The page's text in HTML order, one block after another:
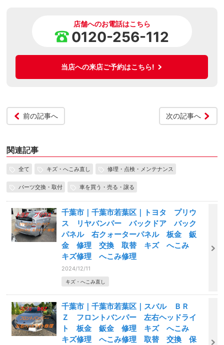
店舗へのお電話はこちら
0120-256-112
当店への来店ご予約はこちら!
前の記事へ 次の記事へ
関連記事
全て キズ・へこみ直し 修理・点検・メンテナンス
パーツ交換・取付 車を買う・売る・譲る
千葉市｜千葉市若葉区｜トヨタ プリウ
ス リヤバンパー バックドア バック
パネル 右クォーターパネル 板金 鈑
金 修理 交換 取替 キズ へこみ
キズ修理 へこみ修理
2024/12/11
キズ・へこみ直し
千葉市｜千葉市若葉区｜スバル ＢＲ
Ｚ フロントバンパー 左右ヘッドライ
ト 板金 鈑金 修理 キズ へこみ
キズ修理 へこみ修理 取替 交換 保